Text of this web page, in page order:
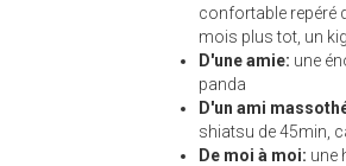
confortable repéré
mois plus tot, un
D'une amie: une
panda
D'un ami
shiatsu de 45min,
De moi à moi: une